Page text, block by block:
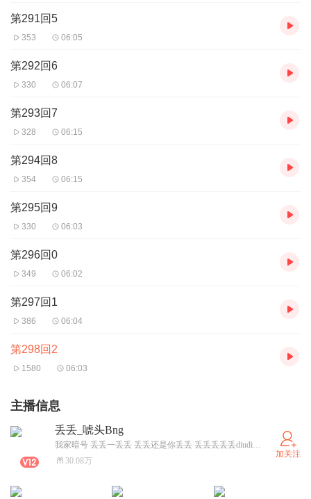
第291回5
353 06:05
第292回6
330 06:07
第293回7
328 06:15
第294回8
354 06:15
第295回9
330 06:03
第296回0
349 06:02
第297回1
386 06:04
第298回2
1580 06:03
主播信息
丢丢_唬头Bng
我家暗号 丢丢一丢丢 丢丢还是你丢丢 丢丢丢丢丢diudiu~ 咱家的马甲 丢丢家宝贝_xxxx 粉丝团八级 十五级可以开启福利 每晚开播时间8点到11点半
30.08万
加关注